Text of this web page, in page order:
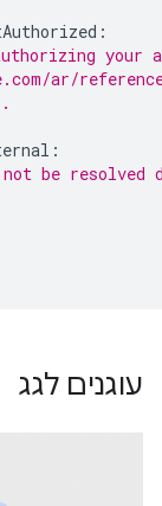
:
your
ar/
:
be
עוגנים לגג